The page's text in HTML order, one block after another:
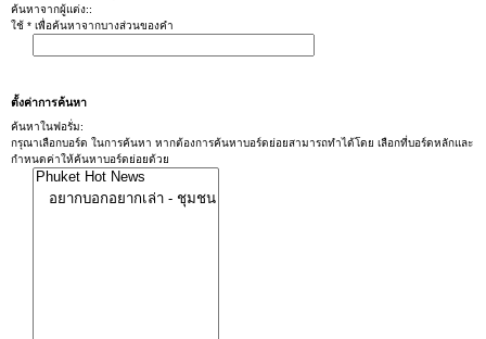
ค้นหาจากผู้แต่ง::
ใช้ * เพื่อค้นหาจากบางส่วนของคำ
ตั้งค่าการค้นหา
ค้นหาในฟอรั่ม:
กรุณาเลือกบอร์ด ในการค้นหา หากต้องการค้นหาบอร์ดย่อยสามารถทำได้โดย เลือกที่บอร์ดหลักและ
กำหนดค่าให้ค้นหาบอร์ดย่อยด้วย